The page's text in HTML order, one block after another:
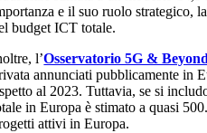
e il suo ruolo strategico,
budget ICT totale.
l’Osservatorio 5G &
annunciati pubblicamente in
al 2023. Tuttavia, se si
in Europa è stimato a quasi
attivi in Europa.